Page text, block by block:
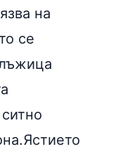
на
се